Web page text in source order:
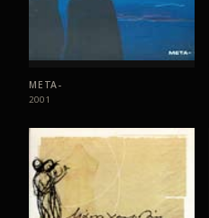
ΜΕΤΑ-
2001